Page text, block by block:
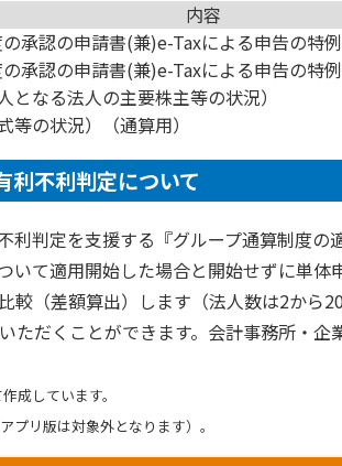
内容
承認の申請書(兼)e-Taxによる申告の特
承認の申請書(兼)e-Taxによる申告の特
となる法人の主要株主等の状況）
等の状況）（通算用）
利不利判定について
判定を支援する『グループ通算制度の
いて適用開始した場合と開始せずに単体
（差額算出）します（法人数は2から20
だくことができます。会計事務所・企
成しています。
リ版は対象外となります）。